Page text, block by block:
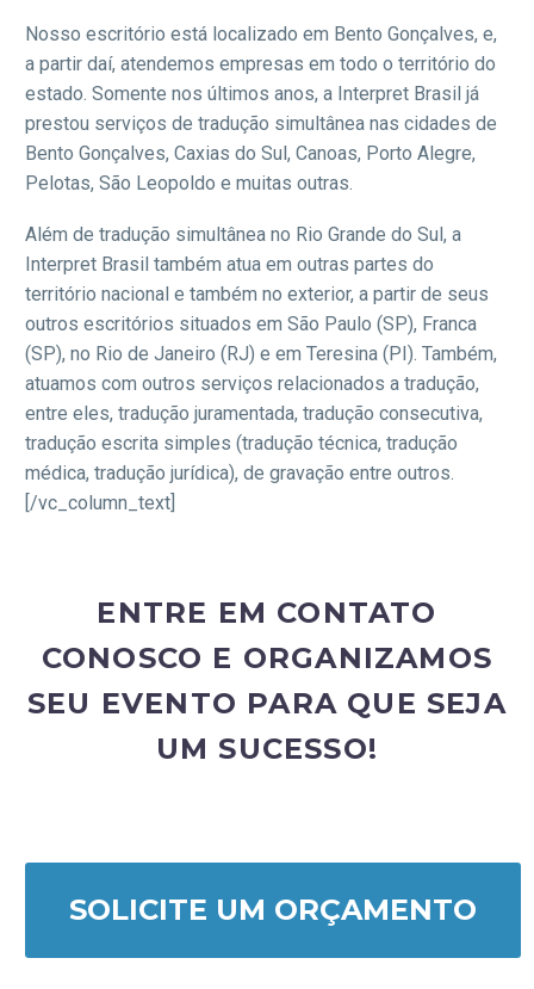
Nosso escritório está localizado em Bento Gonçalves, e,
a partir daí, atendemos empresas em todo o território do
estado. Somente nos últimos anos, a Interpret Brasil já
prestou serviços de tradução simultânea nas cidades de
Bento Gonçalves, Caxias do Sul, Canoas, Porto Alegre,
Pelotas, São Leopoldo e muitas outras.
Além de tradução simultânea no Rio Grande do Sul, a
Interpret Brasil também atua em outras partes do
território nacional e também no exterior, a partir de seus
outros escritórios situados em São Paulo (SP), Franca
(SP), no Rio de Janeiro (RJ) e em Teresina (PI). Também,
atuamos com outros serviços relacionados a tradução,
entre eles, tradução juramentada, tradução consecutiva,
tradução escrita simples (tradução técnica, tradução
médica, tradução jurídica), de gravação entre outros.
[/vc_column_text]
ENTRE EM CONTATO
CONOSCO E ORGANIZAMOS
SEU EVENTO PARA QUE SEJA
UM SUCESSO!
SOLICITE UM ORÇAMENTO